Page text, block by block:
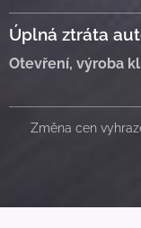
Úplná ztráta
Otevření, výroba
Změna cen